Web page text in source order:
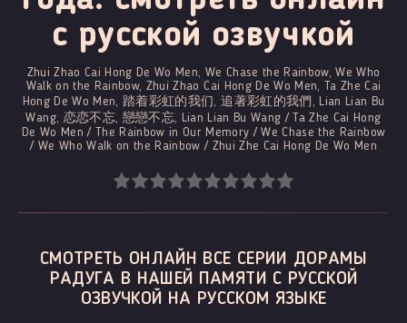
c русской озвучкой
Zhui Zhao Cai Hong De Wo Men, We Chase the Rainbow, We Who
Walk on the Rainbow, Zhui Zhao Cai Hong De Wo Men, Ta Zhe Cai
Hong De Wo Men, 踏着彩虹的我们, 追著彩虹的我們, Lian Lian Bu
Wang, 恋恋不忘, 戀戀不忘, Lian Lian Bu Wang / Ta Zhe Cai Hong
De Wo Men / The Rainbow in Our Memory / We Chase the Rainbow
/ We Who Walk on the Rainbow / Zhui Zhe Cai Hong De Wo Men
СМОТРЕТЬ ОНЛАЙН ВСЕ СЕРИИ ДОРАМЫ
РАДУГА В НАШЕЙ ПАМЯТИ С РУССКОЙ
ОЗВУЧКОЙ НА РУССКОМ ЯЗЫКЕ